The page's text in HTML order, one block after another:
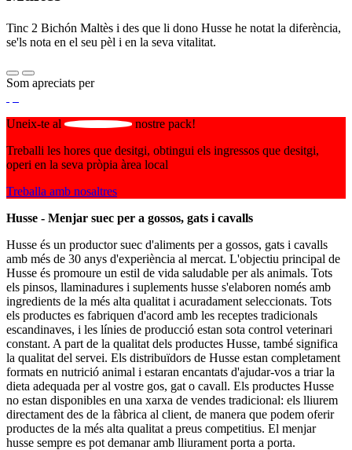
Tinc 2 Bichón Maltès i des que li dono Husse he notat la diferència,
se'ls nota en el seu pèl i en la seva vitalitat.
Som apreciats per
Uneix-te al
nostre pack!
Treballi les hores que desitgi, obtingui els ingressos que desitgi,
operi en la seva pròpia àrea local
Treballa amb nosaltres
Husse - Menjar suec per a gossos, gats i cavalls
Husse és un productor suec d'aliments per a gossos, gats i cavalls
amb més de 30 anys d'experiència al mercat. L'objectiu principal de
Husse és promoure un estil de vida saludable per als animals. Tots
els pinsos, llaminadures i suplements husse s'elaboren només amb
ingredients de la més alta qualitat i acuradament seleccionats. Tots
els productes es fabriquen d'acord amb les receptes tradicionals
escandinaves, i les línies de producció estan sota control veterinari
constant. A part de la qualitat dels productes Husse, també significa
la qualitat del servei. Els distribuïdors de Husse estan completament
formats en nutrició animal i estaran encantats d'ajudar-vos a triar la
dieta adequada per al vostre gos, gat o cavall. Els productes Husse
no estan disponibles en una xarxa de vendes tradicional: els lliurem
directament des de la fàbrica al client, de manera que podem oferir
productes de la més alta qualitat a preus competitius. El menjar
husse sempre es pot demanar amb lliurament porta a porta.